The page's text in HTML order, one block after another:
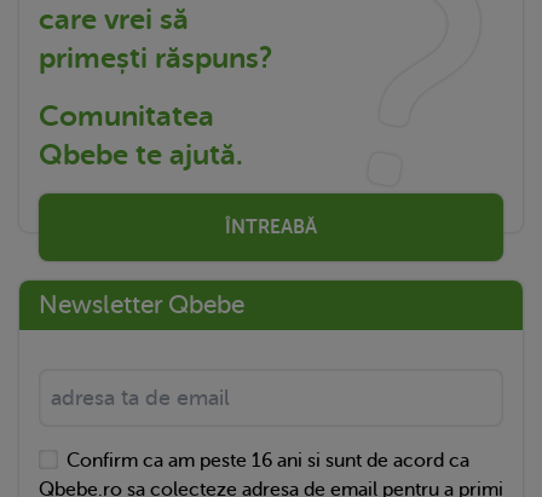
care vrei să
primești răspuns?
Comunitatea
Qbebe te ajută.
ÎNTREABĂ
Newsletter Qbebe
Confirm ca am peste 16 ani si sunt de acord ca
Qbebe.ro sa colecteze adresa de email pentru a primi